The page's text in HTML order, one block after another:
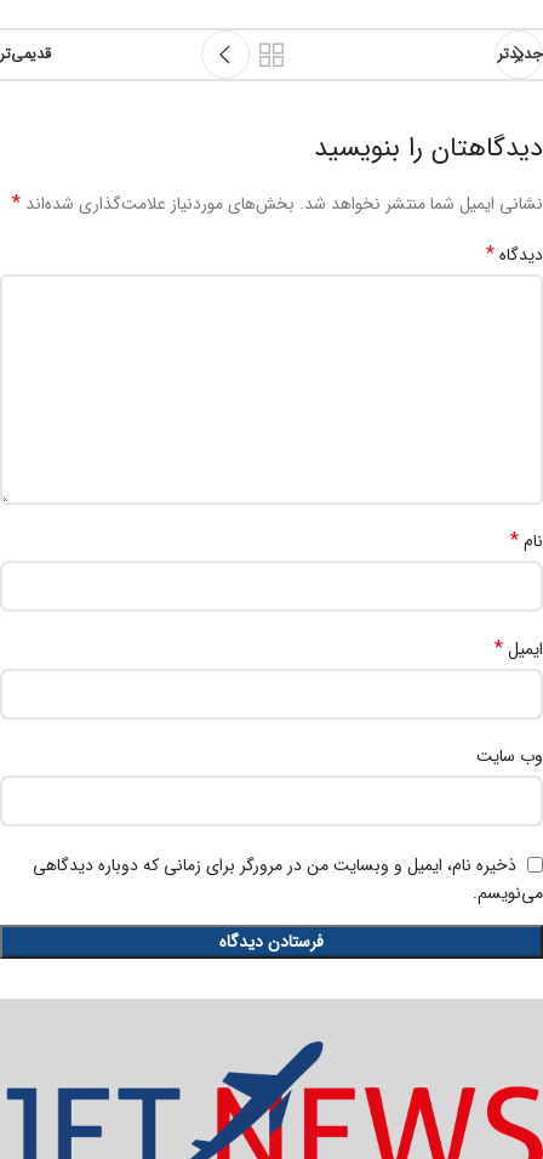
جدیدتر قدیمی‌تر
دیدگاهتان را بنویسید
نشانی ایمیل شما منتشر نخواهد شد. بخش‌های موردنیاز علامت‌گذاری شده‌اند *
دیدگاه*
نام*
ایمیل*
وب‌ سایت
ذخیره نام، ایمیل و وبسایت من در مرورگر برای زمانی که دوباره دیدگاهی
می‌نویسم.